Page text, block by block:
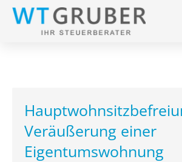
Veräußerung einer
Eigentumswohnung